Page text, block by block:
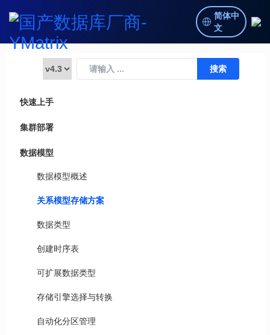
简体中
文
快速上手
集群部署
数据模型
数据模型概述
关系模型存储方案
数据类型
创建时序表
可扩展数据类型
存储引擎选择与转换
自动化分区管理